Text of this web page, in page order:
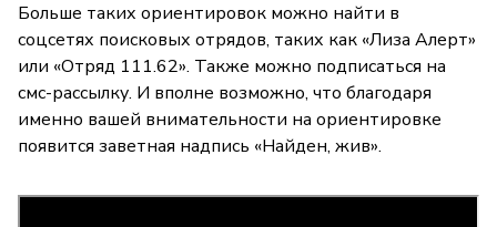
Больше таких ориентировок можно найти в
соцсетях поисковых отрядов, таких как «Лиза Алерт»
или «Отряд 111.62». Также можно подписаться на
смс-рассылку. И вполне возможно, что благодаря
именно вашей внимательности на ориентировке
появится заветная надпись «Найден, жив».